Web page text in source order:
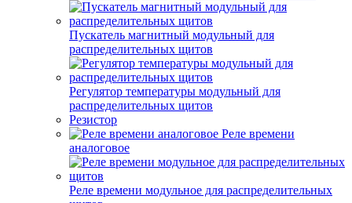
Пускатель магнитный модульный для
распределительных щитов
Регулятор температуры модульный для
распределительных щитов
Резистор
Реле времени
аналоговое
Реле времени модульное для распределительных